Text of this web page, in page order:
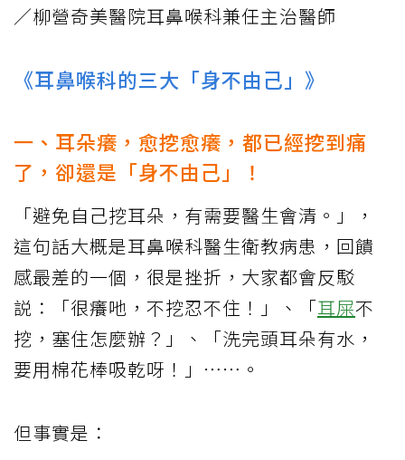
／柳營奇美醫院耳鼻喉科兼任主治醫師
《耳鼻喉科的三大「身不由己」》
一、耳朵癢，愈挖愈癢，都已經挖到痛
了，卻還是「身不由己」！
「避免自己挖耳朵，有需要醫生會清。」，
這句話大概是耳鼻喉科醫生衛教病患，回饋
感最差的一個，很是挫折，大家都會反駁
説：「很癢吔，不挖忍不住！」、「耳屎不
挖，塞住怎麼辦？」、「洗完頭耳朵有水，
要用棉花棒吸乾呀！」⋯⋯。
但事實是：